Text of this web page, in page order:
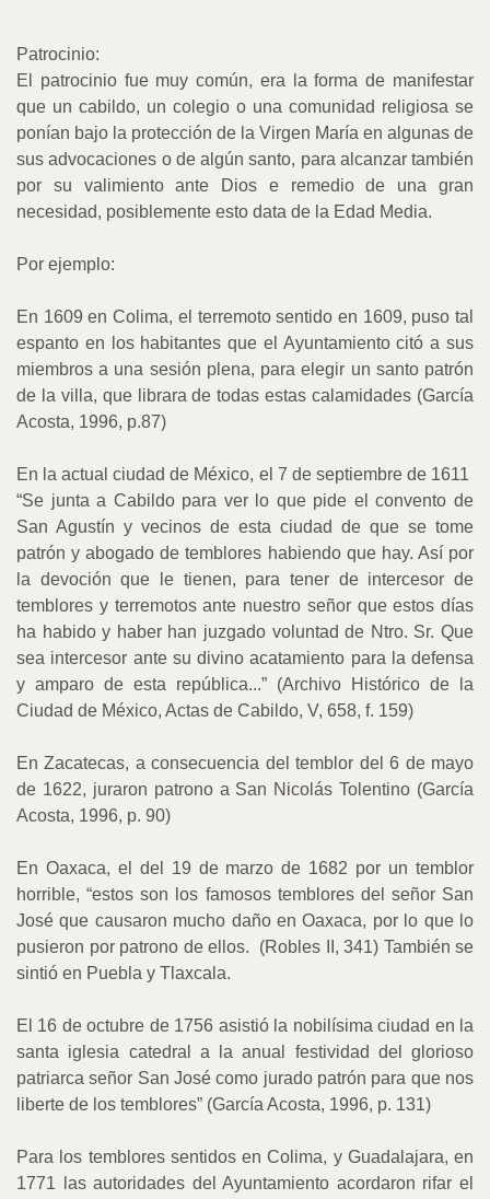
Patrocinio:
El patrocinio fue muy común, era la forma de manifestar
que un cabildo, un colegio o una comunidad religiosa se
ponían bajo la protección de la Virgen María en algunas de
sus advocaciones o de algún santo, para alcanzar también
por su valimiento ante Dios e remedio de una gran
necesidad, posiblemente esto data de la Edad Media.
Por ejemplo:
En 1609 en Colima, el terremoto sentido en 1609, puso tal
espanto en los habitantes que el Ayuntamiento citó a sus
miembros a una sesión plena, para elegir un santo patrón
de la villa, que librara de todas estas calamidades (García
Acosta, 1996, p.87)
En la actual ciudad de México, el 7 de septiembre de 1611
“Se junta a Cabildo para ver lo que pide el convento de
San Agustín y vecinos de esta ciudad de que se tome
patrón y abogado de temblores habiendo que hay. Así por
la devoción que le tienen, para tener de intercesor de
temblores y terremotos ante nuestro señor que estos días
ha habido y haber han juzgado voluntad de Ntro. Sr. Que
sea intercesor ante su divino acatamiento para la defensa
y amparo de esta república...” (Archivo Histórico de la
Ciudad de México, Actas de Cabildo, V, 658, f. 159)
En Zacatecas, a consecuencia del temblor del 6 de mayo
de 1622, juraron patrono a San Nicolás Tolentino (García
Acosta, 1996, p. 90)
En Oaxaca, el del 19 de marzo de 1682 por un temblor
horrible, “estos son los famosos temblores del señor San
José que causaron mucho daño en Oaxaca, por lo que lo
pusieron por patrono de ellos.
(Robles II, 341) También se
sintió en Puebla y Tlaxcala.
El 16 de octubre de 1756 asistió la nobilísima ciudad en la
santa iglesia catedral a la anual festividad del glorioso
patriarca señor San José como jurado patrón para que nos
liberte de los temblores” (García Acosta, 1996, p. 131)
Para los temblores sentidos en Colima, y Guadalajara, en
1771 las autoridades del Ayuntamiento acordaron rifar el